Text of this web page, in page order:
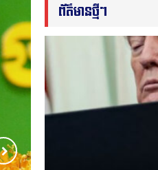
ព័ត៌មានថ្មីៗ